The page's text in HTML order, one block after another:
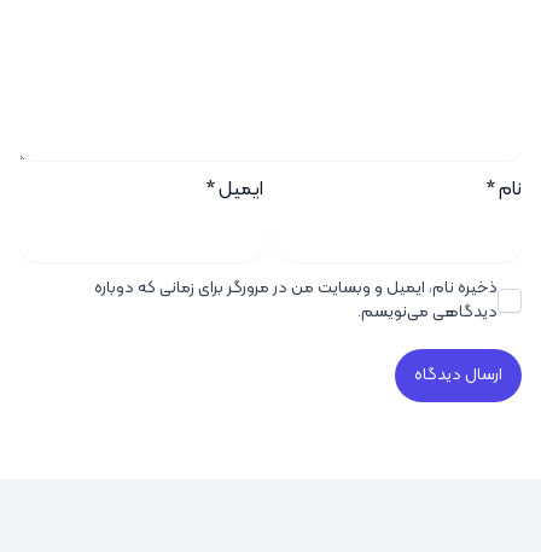
نام* ایمیل*
ذخیره نام، ایمیل و وبسایت من در مرورگر برای زمانی که دوباره
دیدگاهی می‌نویسم.